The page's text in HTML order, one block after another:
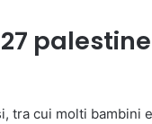
tra cui molti bambini